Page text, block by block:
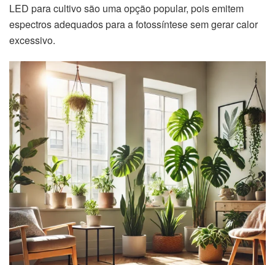
LED para cultivo são uma opção popular, pois emitem
espectros adequados para a fotossíntese sem gerar calor
excessivo.